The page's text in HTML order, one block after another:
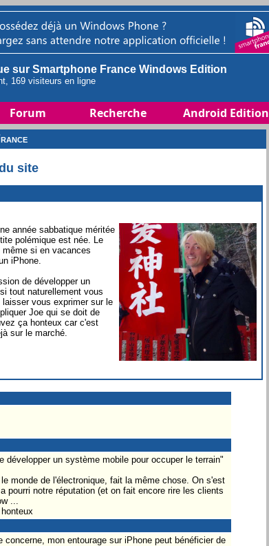
sur Smartphone France Windows Edition
169 visiteurs en ligne
Forum Recherche Android Edition
site
année sabbatique méritée
polémique est née. Le
si en vacances
iPhone.
de développer un
tout naturellement vous
vous exprimer sur le
Joe qui se doit de
ça honteux car c'est
sur le marché.
un système mobile pour occuper le terrain"
monde de l'électronique, fait la même chose. On s'est
pourri notre réputation (et on fait encore rire les clients
...
mon entourage sur iPhone peut bénéficier de